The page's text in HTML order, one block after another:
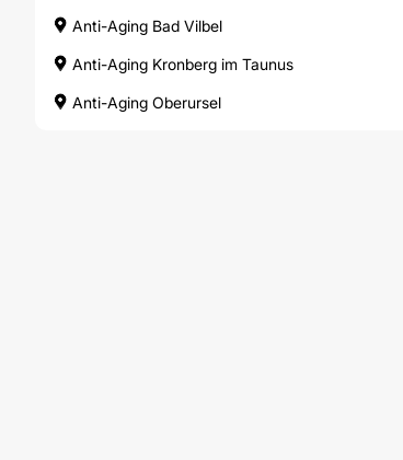
Anti-Aging Bad Vilbel
Anti-Aging Kronberg im Taunus
Anti-Aging Oberursel